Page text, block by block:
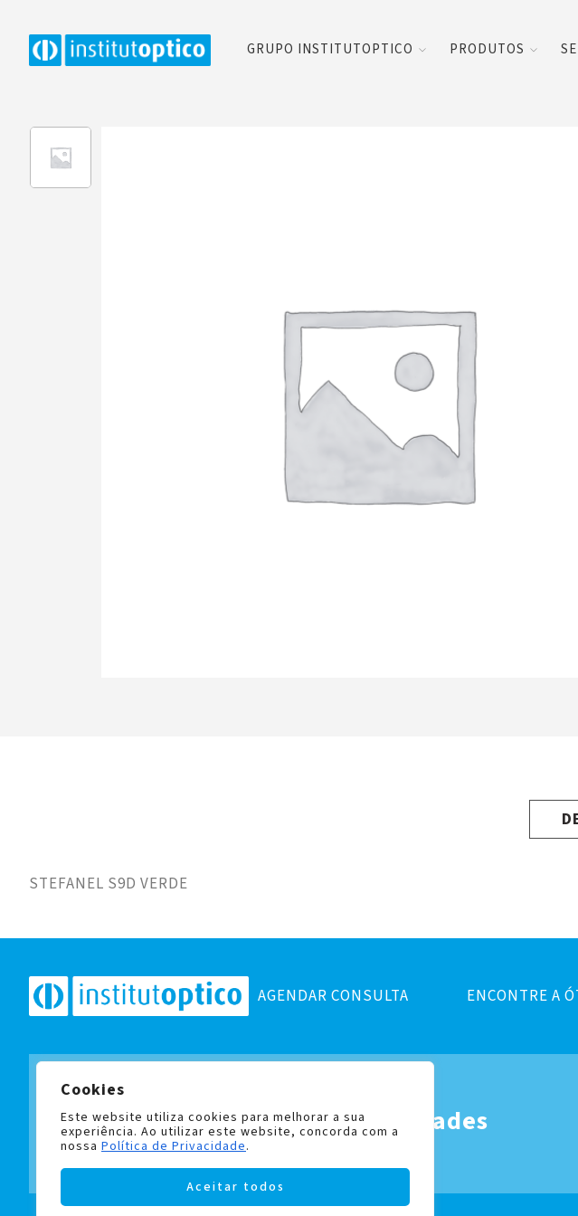
Cookies
Este website utiliza cookies para melhorar a sua
experiência. Ao utilizar este website, concorda com a
nossa Política de Privacidade.
Aceitar todos
GRUPO INSTITUTOPTICO PRODUTOS
STEFANEL S9D VERDE
AGENDAR CONSULTA ENCONTRE A
Subscreva a nossa newsletter
e fique a par de todas as novidades